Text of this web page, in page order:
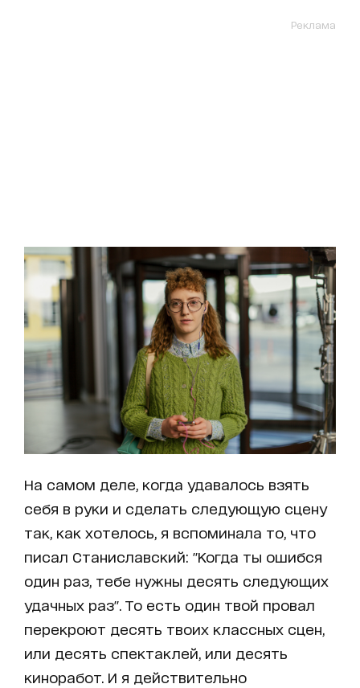
Реклама
На самом деле, когда удавалось взять
себя в руки и сделать следующую сцену
так, как хотелось, я вспоминала то, что
писал Станиславский: "Когда ты ошибся
один раз, тебе нужны десять следующих
удачных раз". То есть один твой провал
перекроют десять твоих классных сцен,
или десять спектаклей, или десять
киноработ. И я действительно